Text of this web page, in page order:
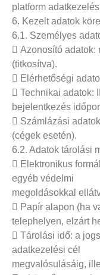
platform
6. Kezelt adatok köre
6.1. Személyes
 Azonosító adatok:
(titkosítva).
 Elérhetőségi
 Technikai adatok:
bejelentkezés
 Számlázási
(cégek esetén).
6.2. Adatok tárolási
 Elektronikus
egyéb védelmi
megoldásokkal
 Papír alapon (ha
telephelyen, elzárt
 Tárolási idő: a
adatkezelési cél
megvalósulásáig,